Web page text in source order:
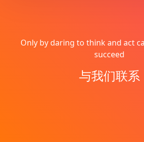
Only by daring to think and act
succeed
与我们联系